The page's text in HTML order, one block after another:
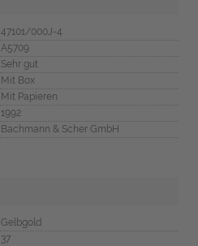
47101/000J-4
A5709
Sehr gut
Mit Box
Mit Papieren
1992
Bachmann & Scher GmbH
Gelbgold
37